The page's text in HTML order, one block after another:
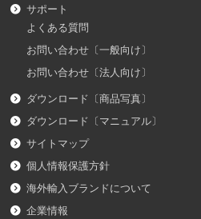
サポート
よくある質問
お問い合わせ〔一般向け〕
お問い合わせ〔法人向け〕
ダウンロード〔商品写真〕
ダウンロード〔マニュアル〕
サイトマップ
個人情報保護方針
海外輸入ブランドについて
企業情報